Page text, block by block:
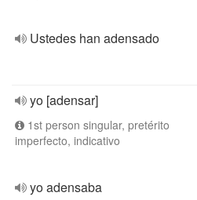
Ustedes han adensado
yo [adensar]
1st person singular, pretérito
imperfecto, indicativo
yo adensaba